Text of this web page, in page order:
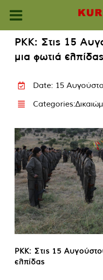
content
PKK: Στις 15
μια φωτιά ελπίδας
Date: 15
Categories:
PKK: Στις 15
ελπίδας